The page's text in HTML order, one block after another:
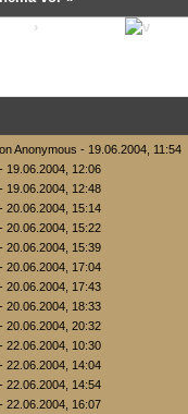
›
Anonymous - 19.06.2004, 11:54
19.06.2004, 12:06
19.06.2004, 12:48
20.06.2004, 15:14
20.06.2004, 15:22
20.06.2004, 15:39
20.06.2004, 17:04
20.06.2004, 17:43
20.06.2004, 18:33
20.06.2004, 20:32
22.06.2004, 10:30
22.06.2004, 14:04
22.06.2004, 14:54
22.06.2004, 16:07